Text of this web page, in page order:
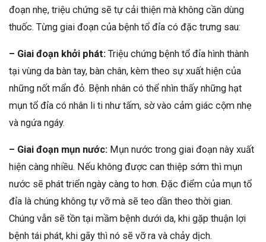
đoạn nhẹ, triệu chứng sẽ tự cải thiện mà không cần dùng
thuốc. Từng giai đoạn của bệnh tổ đỉa có đặc trưng sau:
– Giai đoạn khởi phát: Triệu chứng bệnh tổ đỉa hình thành
tại vùng da bàn tay, bàn chân, kèm theo sự xuất hiện của
những nốt mẩn đỏ. Bệnh nhân có thể nhìn thấy những hạt
mụn tổ đỉa có nhân li ti như tấm, sờ vào cảm giác cộm nhẹ
và ngứa ngáy.
– Giai đoạn mụn nước: Mụn nước trong giai đoạn này xuất
hiện càng nhiều. Nếu không được can thiệp sớm thì mụn
nước sẽ phát triển ngày càng to hơn. Đặc điểm của mụn tổ
đỉa là chúng không tự vỡ mà sẽ teo dần theo thời gian.
Chúng vẫn sẽ tồn tại mầm bệnh dưới da, khi gặp thuận lợi
bệnh tái phát, khi gãy thì nó sẽ vỡ ra và chảy dịch.